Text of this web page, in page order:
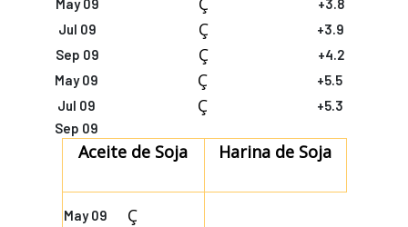
May 09
+3.8
Jul 09
Ç
+3.9
Sep 09
Ç
+4.2
May 09
Ç
+5.5
Jul 09
Ç
+5.3
Sep 09
Aceite de Soja Harina de Soja
May 09 Ç